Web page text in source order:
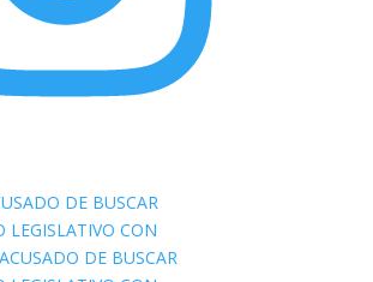
DE BUSCAR
LEGISLATIVO CON